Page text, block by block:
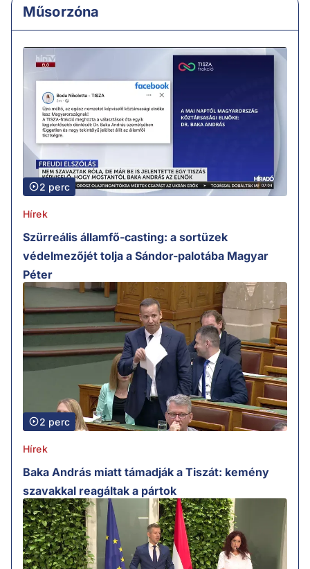
Műsorzóna
2 perc
Hírek
Szürreális államfő-casting: a sortüzek
védelmezőjét tolja a Sándor-palotába Magyar
Péter
2 perc
Hírek
Baka András miatt támadják a Tiszát: kemény
szavakkal reagáltak a pártok